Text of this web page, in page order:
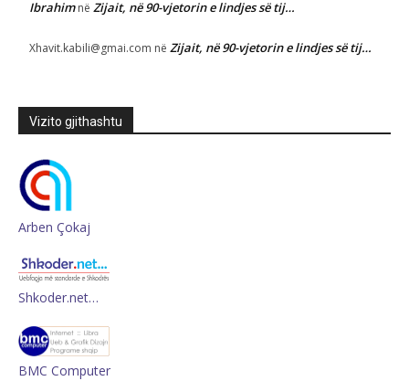
Ibrahimnë Zijait, në 90-vjetorin e lindjes së tij…
Xhavit.kabili@gmai.com në Zijait, në 90-vjetorin e lindjes së tij…
Vizito gjithashtu
Arben Çokaj
Shkoder.net…
BMC Computer